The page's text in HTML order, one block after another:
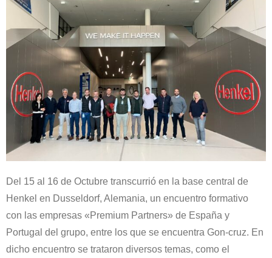
Del 15 al 16 de Octubre transcurrió en la base central de
Henkel en Dusseldorf, Alemania, un encuentro formativo
con las empresas «Premium Partners» de España y
Portugal del grupo, entre los que se encuentra Gon-cruz. En
dicho encuentro se trataron diversos temas, como el